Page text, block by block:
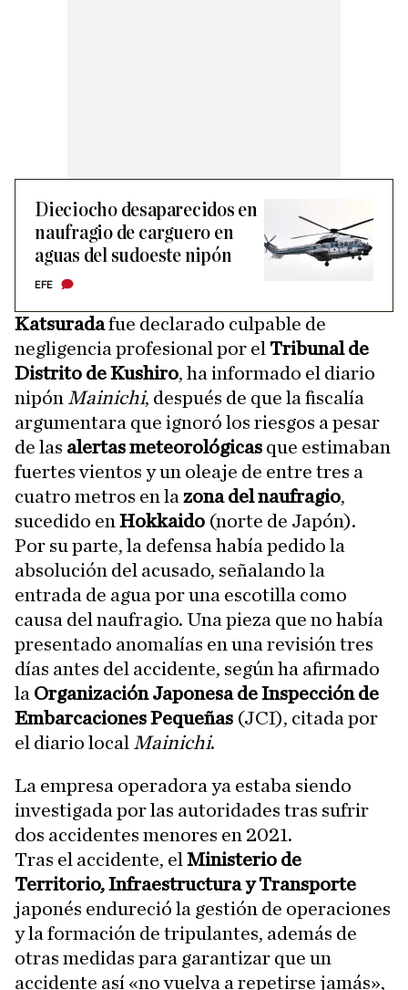
Dieciocho desaparecidos en
naufragio de carguero en
aguas del sudoeste nipón
EFE
Katsuradafue declarado culpable de
negligencia profesional por el Tribunal de
Distrito de Kushiro, ha informado el diario
nipón Mainichi, después de que la fiscalía
argumentara que ignoró los riesgos a pesar
de las alertas meteorológicas que estimaban
fuertes vientos y un oleaje de entre tres a
cuatro metros en la zona del naufragio,
sucedido en Hokkaido (norte de Japón).
Por su parte, la defensa había pedido la
absolución del acusado, señalando la
entrada de agua por una escotilla como
causa del naufragio. Una pieza que no había
presentado anomalías en una revisión tres
días antes del accidente, según ha afirmado
la Organización Japonesa de Inspección de
Embarcaciones Pequeñas (JCI), citada por
el diario local Mainichi.
La empresa operadora ya estaba siendo
investigada por las autoridades tras sufrir
dos accidentes menores en 2021.
Tras el accidente, el Ministerio de
Territorio, Infraestructura y Transporte
japonés endureció la gestión de operaciones
y la formación de tripulantes, además de
otras medidas para garantizar que un
accidente así «no vuelva a repetirse jamás»,